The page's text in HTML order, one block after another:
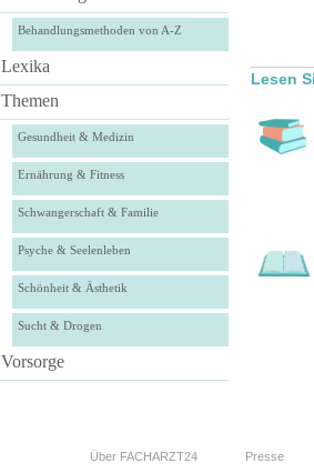
Behandlungsmethoden von A-Z
Lexika
Themen
Gesundheit & Medizin
Ernährung & Fitness
Schwangerschaft & Familie
Psyche & Seelenleben
Schönheit & Ästhetik
Sucht & Drogen
Vorsorge
Lesen
Über FACHARZT24 Presse